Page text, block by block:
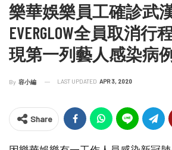
樂華娛樂員工確診武
EVERGLOW全員取消行
現第一列藝人感染病
By 容小編 LAST UPDATED APR 3, 2020
Share